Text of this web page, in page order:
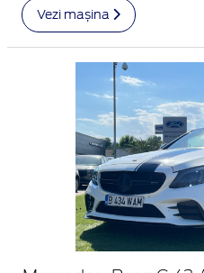
Vezi mașina